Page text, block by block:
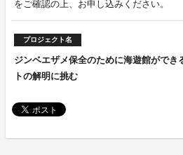
をご確認の上、お申し込みください。
プロジェクト名
ジンベエザメ保全のために海遊館ができ
トの解明に挑む